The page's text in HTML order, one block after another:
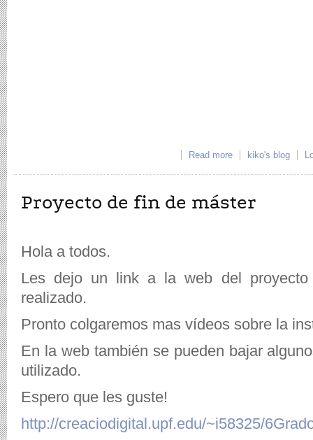
Read more about VIDEO DE
kiko's blog
Proyecto de fin de máster
Hola a todos.
Les dejo un link a la web del
realizado.
Pronto colgaremos mas vídeos sobre la
En la web también se pueden bajar
utilizado.
Espero que les guste!
http://creaciodigital.upf.edu/~i58325/